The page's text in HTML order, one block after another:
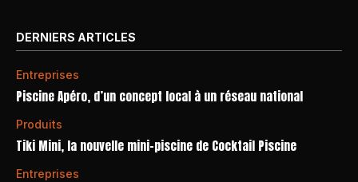
DERNIERS ARTICLES
Entreprises
Piscine Apéro, d’un concept local à un réseau national
Produits
Tiki Mini, la nouvelle mini-piscine de Cocktail Piscine
Entreprises